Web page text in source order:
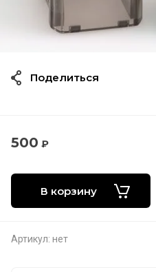
500 ₽
В корзину
Артикул: нет
Поделиться